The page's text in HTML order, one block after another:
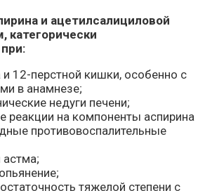
и ацетилсалициловой
категорически
12-перстной кишки, особенно с
в анамнезе;
недуги печени;
реакции на компоненты аспирина
противовоспалительные
астма;
тяжелой степени с